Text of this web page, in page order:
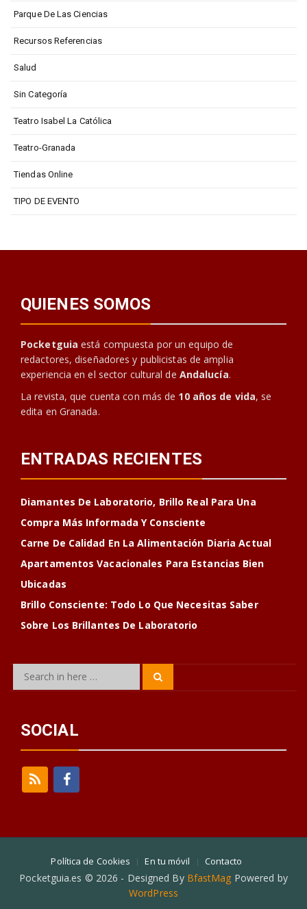
Parque De Las Ciencias
Recursos Referencias
Salud
Sin Categoría
Teatro Isabel La Católica
Teatro-Granada
Tiendas Online
TIPO DE EVENTO
QUIENES SOMOS
Pocketguia está compuesta por un equipo de
redactores, diseñadores y publicistas de amplia
experiencia en el sector cultural de Andalucía.
La revista, que cuenta con más de 10 años de vida, se
edita en Granada.
ENTRADAS RECIENTES
Diamantes De Laboratorio, Brillo Real Para Una
Compra Más Informada Y Consciente
Carne De Calidad En La Alimentación Diaria Actual
Apartamentos Vacacionales Para Estancias Bien
Ubicadas
Brillo Consciente: Todo Lo Que Necesitas Saber
Sobre Los Brillantes De Laboratorio
Search
SOCIAL
Política de Cookies En tu móvil Contacto
Pocketguia.es © 2026 - Designed By BfastMag Powered by
WordPress